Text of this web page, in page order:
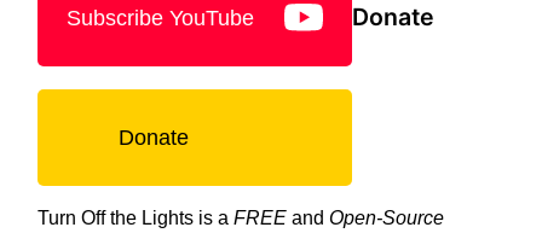
Subscribe YouTube Donate
Donate
Turn Off the Lights is a FREE and Open-Source